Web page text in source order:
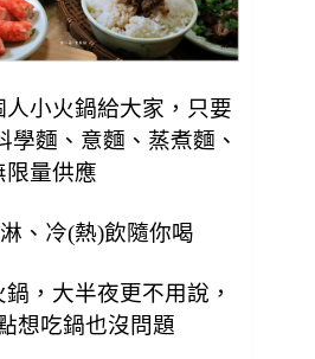
小火鍋給大家， 只要
學麵、意麵、蒸煮麵、
限量供應
、冷(熱)飲隨你喝
，大半夜更不用說，
想吃鍋也沒問題